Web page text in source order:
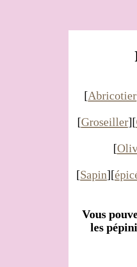
[Abricotier
[Groseiller][
[
[Sapin][
Vous
les